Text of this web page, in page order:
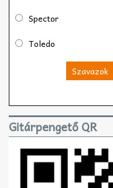
Spector
Toledo
Szavazok
Gitárpengető QR